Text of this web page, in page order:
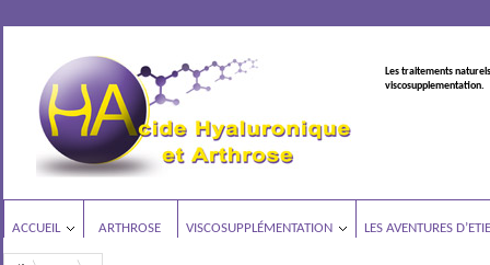
Les traitements
viscosupplementation.
ACCUEIL ARTHROSE VISCOSUPPLÉMENTATION LES AVENTURES